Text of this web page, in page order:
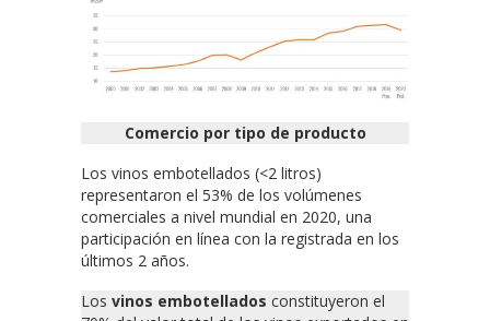
Comercio por tipo de producto
Los vinos embotellados (<2 litros)
representaron el 53% de los volúmenes
comerciales a nivel mundial en 2020, una
participación en línea con la registrada en los
últimos 2 años.
Los vinos embotellados constituyeron el